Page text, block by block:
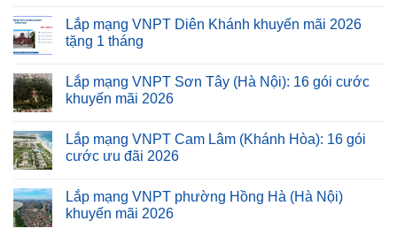
Lắp mạng VNPT Diên Khánh khuyến mãi 2026
tặng 1 tháng
Lắp mạng VNPT Sơn Tây (Hà Nội): 16 gói cước
khuyến mãi 2026
Lắp mạng VNPT Cam Lâm (Khánh Hòa): 16 gói
cước ưu đãi 2026
Lắp mạng VNPT phường Hồng Hà (Hà Nội)
khuyến mãi 2026